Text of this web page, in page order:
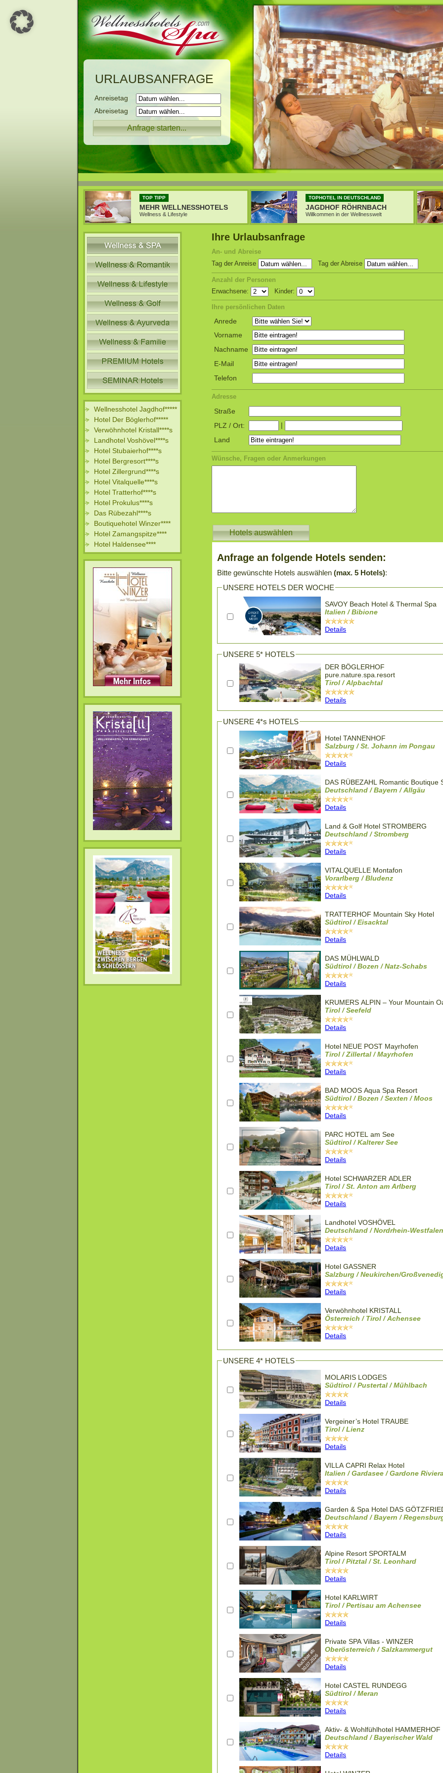
URLAUBSANFRAGE
Anreisetag
Abreisetag
TOP TIPP
MEHR WELLNESSHOTELS
Wellness & Lifestyle
TOPHOTEL IN DEUTSCHLAND
JAGDHOF RÖHRNBACH
Willkommen in der Wellnesswelt
Wellnesshotel Jagdhof*****
Hotel Der Böglerhof*****
Verwöhnhotel Kristall****s
Landhotel Voshövel****s
Hotel Stubaierhof****s
Hotel Bergresort****s
Hotel Zillergrund****s
Hotel Vitalquelle****s
Hotel Tratterhof****s
Hotel Prokulus****s
Das Rübezahl****s
Boutiquehotel Winzer****
Hotel Zamangspitze****
Hotel Haldensee****
Ihre Urlaubsanfrage
An- und Abreise
Tag der Anreise
Tag der Abreise
Anzahl der Personen
Erwachsene:
Kinder:
Ihre persönlichen Daten
Anrede
Vorname
Nachname
E-Mail
Telefon
Adresse
Straße
PLZ / Ort:
|
Land
Wünsche, Fragen oder Anmerkungen
Anfrage an folgende Hotels senden:
Bitte gewünschte Hotels auswählen (max. 5 Hotels):
UNSERE HOTELS DER WOCHE
SAVOY Beach Hotel & Thermal Spa
Italien / Bibione
Details
UNSERE 5* HOTELS
DER BÖGLERHOF
pure.nature.spa.resort
Tirol / Alpbachtal
Details
UNSERE 4*s HOTELS
Hotel TANNENHOF
Salzburg / St. Johann im Pongau
Details
DAS RÜBEZAHL Romantic Boutique
Deutschland / Bayern / Allgäu
Details
Land & Golf Hotel STROMBERG
Deutschland / Stromberg
Details
VITALQUELLE Montafon
Vorarlberg / Bludenz
Details
TRATTERHOF Mountain Sky Hotel
Südtirol / Eisacktal
Details
DAS MÜHLWALD
Südtirol / Bozen / Natz-Schabs
Details
KRUMERS ALPIN – Your Mountain
Tirol / Seefeld
Details
Hotel NEUE POST Mayrhofen
Tirol / Zillertal / Mayrhofen
Details
BAD MOOS Aqua Spa Resort
Südtirol / Bozen / Sexten / Moos
Details
PARC HOTEL am See
Südtirol / Kalterer See
Details
Hotel SCHWARZER ADLER
Tirol / St. Anton am Arlberg
Details
Landhotel VOSHÖVEL
Deutschland / Nordrhein-
Details
Hotel GASSNER
Salzburg / Neukirchen/
Details
Verwöhnhotel KRISTALL
Österreich / Tirol / Achensee
Details
UNSERE 4* HOTELS
MOLARIS LODGES
Südtirol / Pustertal / Mühlbach
Details
Vergeiner’s Hotel TRAUBE
Tirol / Lienz
Details
VILLA CAPRI Relax Hotel
Italien / Gardasee / Gardone
Details
Garden & Spa Hotel DAS
Deutschland / Bayern /
Details
Alpine Resort SPORTALM
Tirol / Pitztal / St. Leonhard
Details
Hotel KARLWIRT
Tirol / Pertisau am Achensee
Details
Private SPA Villas - WINZER
Oberösterreich / Salzkammergut
Details
Hotel CASTEL RUNDEGG
Südtirol / Meran
Details
Aktiv- & Wohlfühlhotel HAMMERHOF
Deutschland / Bayerischer Wald
Details